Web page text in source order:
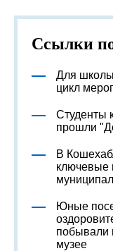
Ссылки
Для
цикл
Студенты
прошли
В
ключевые
Юные
побывали
музее